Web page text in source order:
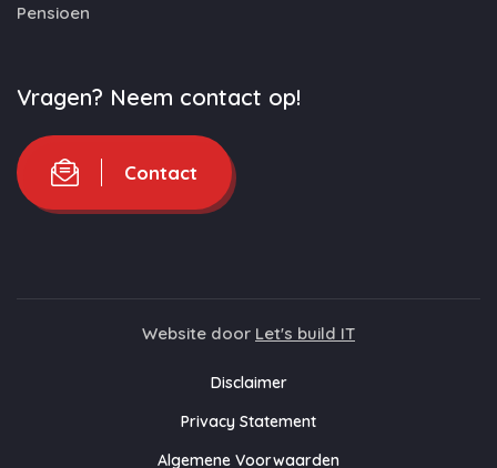
Pensioen
Vragen? Neem contact op!
Contact
Website door Let's build IT
Disclaimer
Privacy Statement
Algemene Voorwaarden